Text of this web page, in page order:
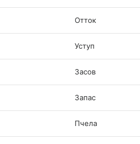
Отток
Уступ
Засов
Запас
Пчела